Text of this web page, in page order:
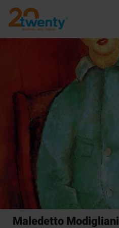
Maledetto Modigliani